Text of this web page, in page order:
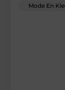
Mode En